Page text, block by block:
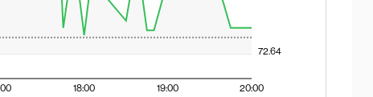
18:00 19:00 20:00
72.64